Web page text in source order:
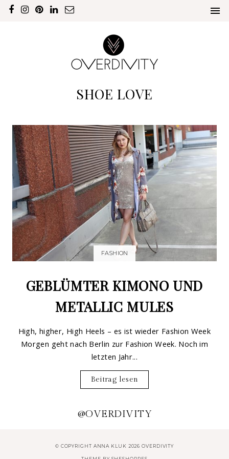
SHOE LOVE
FASHION
GEBLÜMTER KIMONO UND
METALLIC MULES
High, higher, High Heels – es ist wieder Fashion Week
Morgen geht nach Berlin zur Fashion Week. Noch im
letzten Jahr...
Beitrag lesen
@OVERDIVITY
© COPYRIGHT ANNA KLUK 2026 OVERDIVITY